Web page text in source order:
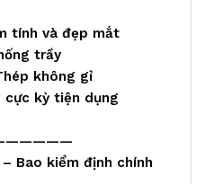
tính và đẹp mắt
trầy
không gỉ
cực kỳ tiện dụng
Bao kiểm định chính